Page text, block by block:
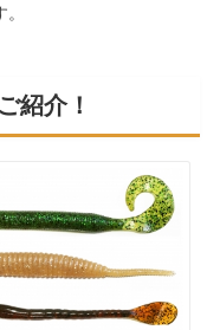
紹介！